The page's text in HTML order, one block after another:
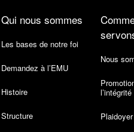
Qui nous sommes
Les bases de notre foi
Demandez à l’EMU
Histoire
Structure
Nous
l’intégrité